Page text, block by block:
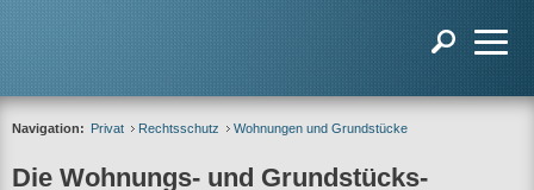
Navigation: Privat Rechtsschutz Wohnungen und Grundstücke
Die Wohnungs- und Grundstücks-